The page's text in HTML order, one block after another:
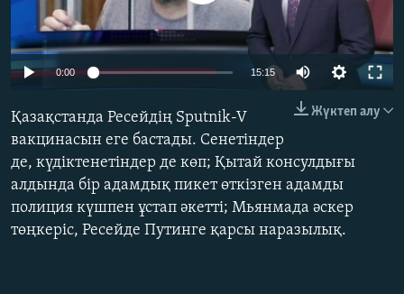
ЖАЗЫЛЫҢЫЗ
Auto 240p 480p
1080p
0:00 15:15
480p
720p
1080p
Жүктеп алу
Қазақстанда Ресейдің Sputnik-V
вакцинасын еге бастады. Сенетіндер
де, күдіктенетіндер де көп; Қытай консулдығы
алдында бір адамдық пикет өткізген адамды
полиция күшпен ұстап әкетті; Мьянмада әскер
төңкеріс, Ресейде Путинге қарсы наразылық.